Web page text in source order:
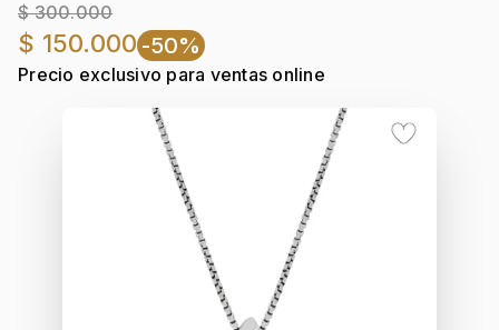
$ 300.000
$ 150.000-50%
Precio exclusivo para ventas online